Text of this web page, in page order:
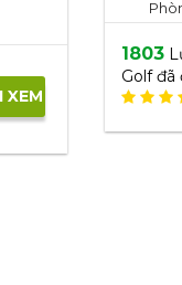
Golf đã đặt
MỜI XEM